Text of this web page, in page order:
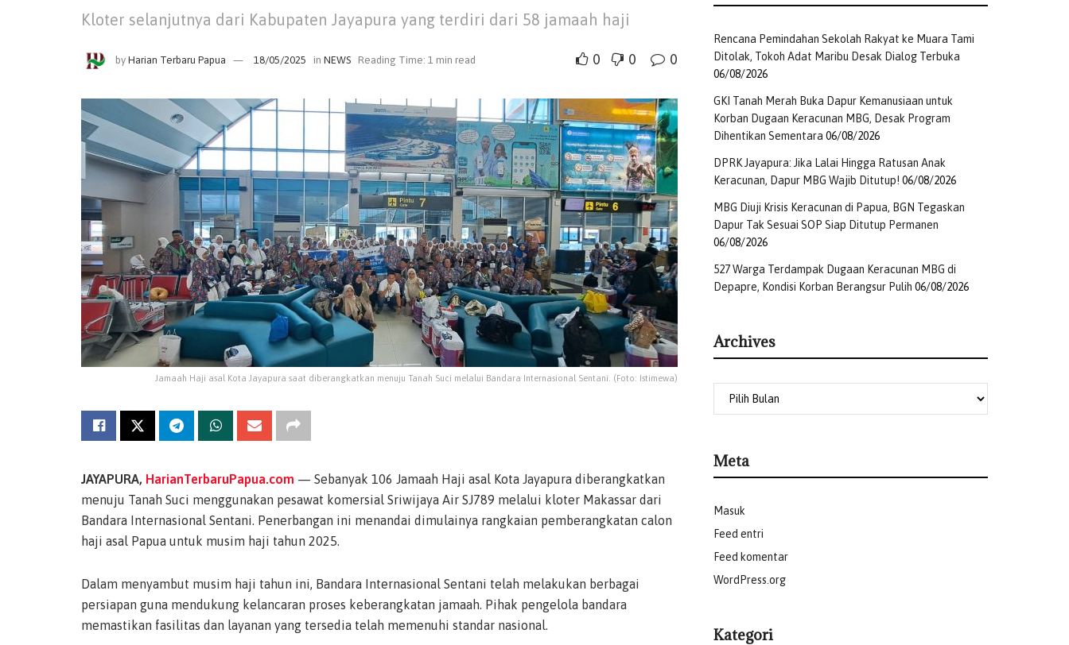
Kloter selanjutnya dari Kabupaten Jayapura yang terdiri dari 58 jamaah haji
by Harian Terbaru Papua 18/05/2025 in NEWS Reading Time: 1 min read 0 0 0
Jamaah Haji asal Kota Jayapura saat diberangkatkan menuju Tanah Suci melalui Bandara Internasional Sentani. (Foto: Istimewa)
JAYAPURA, HarianTerbaruPapua.com — Sebanyak 106 Jamaah Haji asal Kota Jayapura diberangkatkan
menuju Tanah Suci menggunakan pesawat komersial Sriwijaya Air SJ789 melalui kloter Makassar dari
Bandara Internasional Sentani. Penerbangan ini menandai dimulainya rangkaian pemberangkatan calon
haji asal Papua untuk musim haji tahun 2025.
Dalam menyambut musim haji tahun ini, Bandara Internasional Sentani telah melakukan berbagai
persiapan guna mendukung kelancaran proses keberangkatan jamaah. Pihak pengelola bandara
memastikan fasilitas dan layanan yang tersedia telah memenuhi standar nasional.
Rencana Pemindahan Sekolah Rakyat ke Muara Tami
Ditolak, Tokoh Adat Maribu Desak Dialog Terbuka
06/08/2026
GKI Tanah Merah Buka Dapur Kemanusiaan untuk
Korban Dugaan Keracunan MBG, Desak Program
Dihentikan Sementara 06/08/2026
DPRK Jayapura: Jika Lalai Hingga Ratusan Anak
Keracunan, Dapur MBG Wajib Ditutup! 06/08/2026
MBG Diuji Krisis Keracunan di Papua, BGN Tegaskan
Dapur Tak Sesuai SOP Siap Ditutup Permanen
06/08/2026
527 Warga Terdampak Dugaan Keracunan MBG di
Depapre, Kondisi Korban Berangsur Pulih 06/08/2026
Archives
Meta
Masuk
Feed entri
Feed komentar
WordPress.org
Kategori